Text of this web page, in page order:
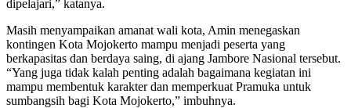
dipelajari,” katanya.
Masih menyampaikan amanat wali kota, Amin menegaskan
kontingen Kota Mojokerto mampu menjadi peserta yang
berkapasitas dan berdaya saing, di ajang Jambore Nasional tersebut.
“Yang juga tidak kalah penting adalah bagaimana kegiatan ini
mampu membentuk karakter dan memperkuat Pramuka untuk
sumbangsih bagi Kota Mojokerto,” imbuhnya.